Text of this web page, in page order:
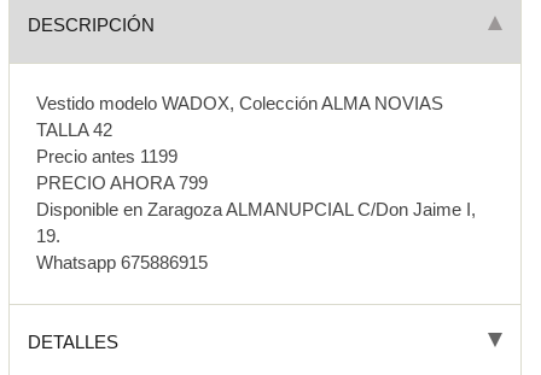
DESCRIPCIÓN
Vestido modelo WADOX, Colección ALMA NOVIAS
TALLA 42
Precio antes 1199
PRECIO AHORA 799
Disponible en Zaragoza ALMANUPCIAL C/Don Jaime I,
19.
Whatsapp 675886915
DETALLES